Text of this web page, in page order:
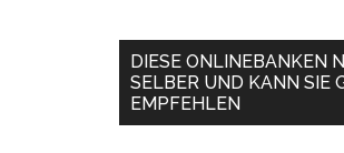
DIESE ONLINEBANKEN
SELBER UND KANN SIE
EMPFEHLEN